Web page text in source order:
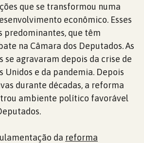
que se transformou numa
econômico. Esses
predominantes, que têm
na Câmara dos Deputados. As
se agravaram depois da crise de
Unidos e da pandemia. Depois
durante décadas, a reforma
ambiente político favorável
da reforma